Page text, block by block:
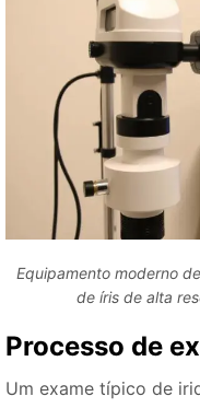
Equipamento moderno
de íris de alta
Processo de
Um exame típico de